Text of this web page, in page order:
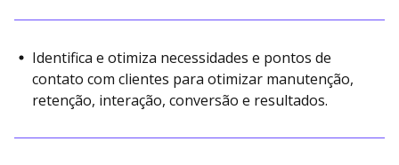
Identifica e otimiza necessidades e pontos de
contato com clientes para otimizar manutenção,
retenção, interação, conversão e resultados.